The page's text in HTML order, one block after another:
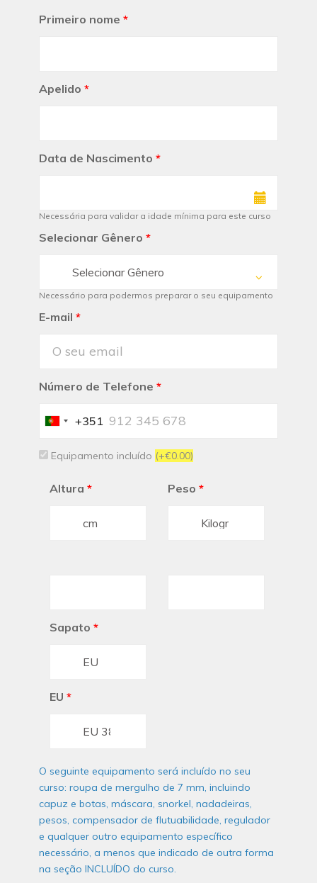
Primeiro nome *
Apelido *
Data de Nascimento *
Necessária para validar a idade mínima para este curso
Selecionar Gênero *
Selecionar Gênero
Necessário para podermos preparar o seu equipamento
E-mail *
Número de Telefone *
Portugal
+351
Equipamento incluído (+€0.00)
Altura * Peso *
Sapato *
EU *
O seguinte equipamento será incluído no seu
curso: roupa de mergulho de 7 mm, incluindo
capuz e botas, máscara, snorkel, nadadeiras,
pesos, compensador de flutuabilidade, regulador
e qualquer outro equipamento específico
necessário, a menos que indicado de outra forma
na seção INCLUÍDO do curso.